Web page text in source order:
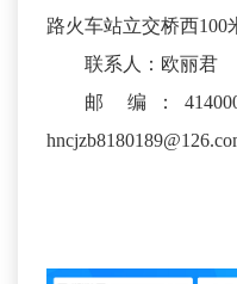
路火车站立交桥西100
联系人：欧丽君
邮 编：